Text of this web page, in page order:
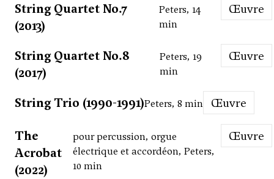
String Quartet No.7
(2013)
Peters, 14
min
Œuvre
String Quartet No.8
(2017)
Peters, 19
min
Œuvre
String Trio (1990-1991)Peters, 8 min Œuvre
The
Acrobat
(2022)
pour percussion, orgue
électrique et accordéon, Peters,
10 min
Œuvre